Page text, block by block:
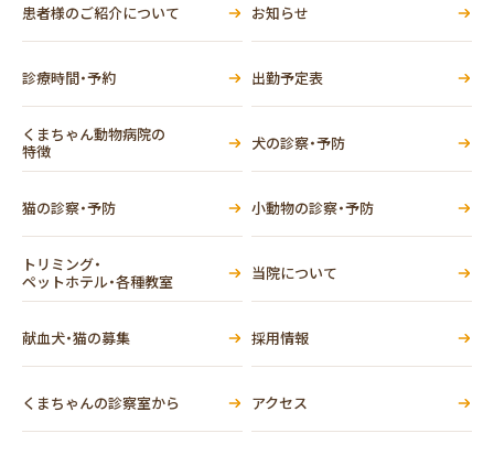
患者様のご紹介について お知らせ
診療時間・予約 出勤予定表
くまちゃん動物病院の
特徴
犬の診察・予防
猫の診察・予防 小動物の診察・予防
トリミング・
ペットホテル・各種教室
当院について
献血犬・猫の募集 採用情報
くまちゃんの診察室から アクセス